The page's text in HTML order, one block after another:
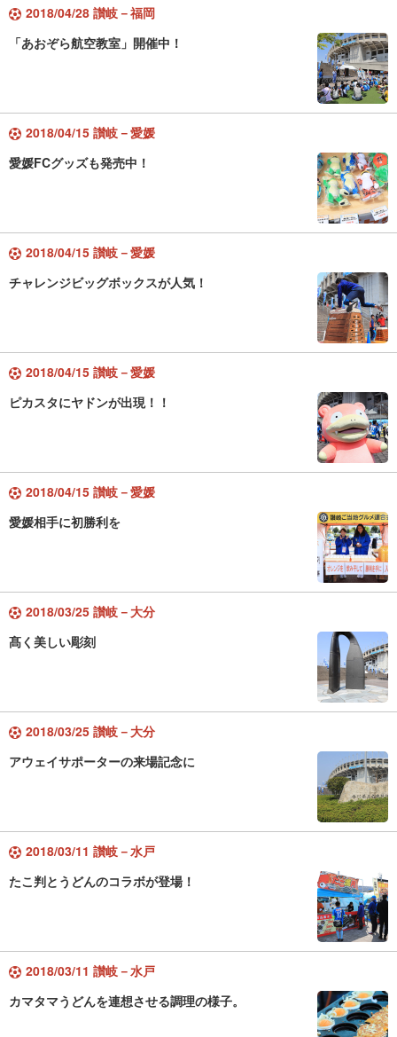
2018/04/28 讃岐－福岡
「あおぞら航空教室」開催中！
2018/04/15 讃岐－愛媛
愛媛FCグッズも発売中！
2018/04/15 讃岐－愛媛
チャレンジビッグボックスが人気！
2018/04/15 讃岐－愛媛
ピカスタにヤドンが出現！！
2018/04/15 讃岐－愛媛
愛媛相手に初勝利を
2018/03/25 讃岐－大分
髙く美しい彫刻
2018/03/25 讃岐－大分
アウェイサポーターの来場記念に
2018/03/11 讃岐－水戸
たこ判とうどんのコラボが登場！
2018/03/11 讃岐－水戸
カマタマうどんを連想させる調理の様子。